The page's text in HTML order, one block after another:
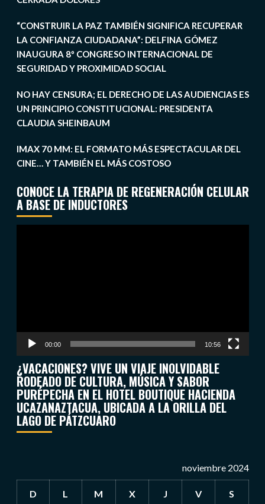
“CONSTRUIR LA PAZ TAMBIÉN SIGNIFICA RECUPERAR
LA CONFIANZA CIUDADANA”: DELFINA GÓMEZ
INAUGURA 8º CONGRESO INTERNACIONAL DE
SEGURIDAD Y PROXIMIDAD SOCIAL
NO HAY CENSURA; EL DERECHO DE LAS AUDIENCIAS ES
UN PRINCIPIO CONSTITUCIONAL: PRESIDENTA
CLAUDIA SHEINBAUM
IMAX 70 MM: EL FORMATO MÁS ESPECTACULAR DEL
CINE… Y TAMBIÉN EL MÁS COSTOSO
CONOCE LA TERAPIA DE REGENERACIÓN CELULAR
A BASE DE INDUCTORES
00:00 10:56
¿VACACIONES? VIVE UN VIAJE INOLVIDABLE
RODEADO DE CULTURA, MÚSICA Y SABOR
PURÉPECHA EN EL HOTEL BOUTIQUE HACIENDA
UCAZANAZTACUA, UBICADA A LA ORILLA DEL
LAGO DE PÁTZCUARO
noviembre 2024
D L M X J V S